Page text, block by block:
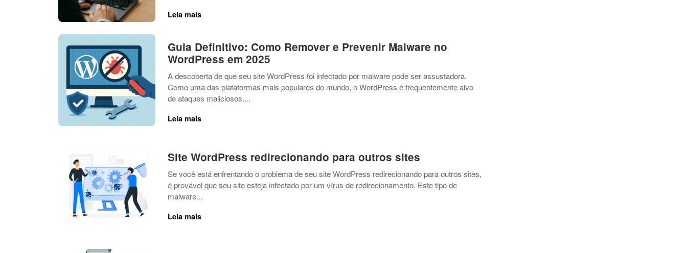
Leia mais
Guia Definitivo: Como Remover e Prevenir Malware no
WordPress em 2025
A descoberta de que seu site WordPress foi infectado por malware pode ser assustadora.
Como uma das plataformas mais populares do mundo, o WordPress é frequentemente alvo
de ataques maliciosos....
Leia mais
Site WordPress redirecionando para outros sites
Se você está enfrentando o problema de seu site WordPress redirecionando para outros sites,
é provável que seu site esteja infectado por um vírus de redirecionamento. Este tipo de
malware...
Leia mais